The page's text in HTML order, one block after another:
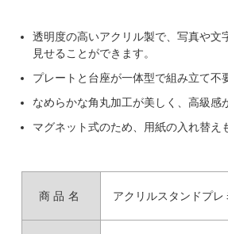
透明度の高いアクリル製で、写真や文
見せることができます。
プレートと台座が一体型で組み立て不
なめらかな角丸加工が美しく、高級感
マグネット式のため、用紙の入れ替え
商品名 アクリルスタンドプレ